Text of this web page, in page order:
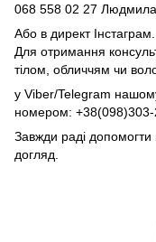
068 558 02 27 Людмила
Або в директ Інстаграм.
Для отримання
тілом, обличчям чи
у Viber/Telegram
номером: +38(098)303-
Завжди раді допомогти
догляд.